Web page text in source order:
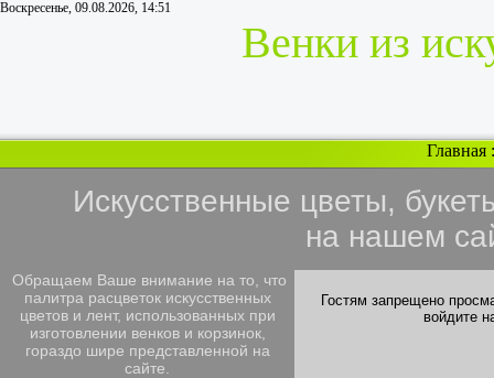
Воскресенье, 09.08.2026, 14:51
Венки из
Главная
Искусственные цветы,
на нашем
Обращаем Ваше внимание на то, что
палитра расцветок искусственных
цветов и лент, использованных при
изготовлении венков и корзинок,
гораздо шире представленной на
сайте.
Гостям запрещено
войдите